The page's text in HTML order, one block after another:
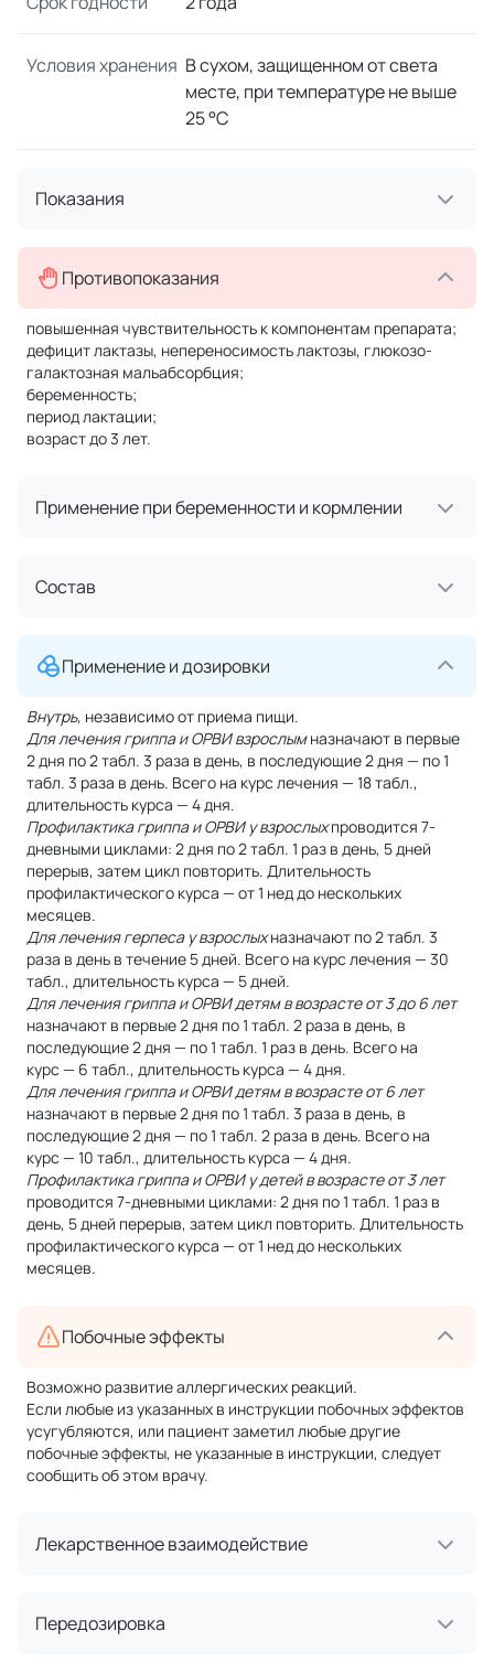
Условия хранения В сухом, защищенном от света
месте, при температуре не выше
25 °C
Показания
Противопоказания
повышенная чувствительность к компонентам препарата;
дефицит лактазы, непереносимость лактозы, глюкозо-
галактозная мальабсорбция;
беременность;
период лактации;
возраст до 3 лет.
Применение при беременности и кормлении
Состав
Применение и дозировки
Внутрь, независимо от приема пищи.
Для лечения гриппа и ОРВИ взрослымназначают в первые
2 дня по 2 табл. 3 раза в день, в последующие 2 дня — по 1
табл. 3 раза в день. Всего на курс лечения — 18 табл.,
длительность курса — 4 дня.
Профилактика гриппа и ОРВИ у взрослыхпроводится 7-
дневными циклами: 2 дня по 2 табл. 1 раз в день, 5 дней
перерыв, затем цикл повторить. Длительность
профилактического курса — от 1 нед до нескольких
месяцев.
Для лечения герпеса у взрослыхназначают по 2 табл. 3
раза в день в течение 5 дней. Всего на курс лечения — 30
табл., длительность курса — 5 дней.
Для лечения гриппа и ОРВИ детям в возрасте от 3 до 6 лет
назначают в первые 2 дня по 1 табл. 2 раза в день, в
последующие 2 дня — по 1 табл. 1 раз в день. Всего на
курс — 6 табл., длительность курса — 4 дня.
Для лечения гриппа и ОРВИ детям в возрасте от 6 лет
назначают в первые 2 дня по 1 табл. 3 раза в день, в
последующие 2 дня — по 1 табл. 2 раза в день. Всего на
курс — 10 табл., длительность курса — 4 дня.
Профилактика гриппа и ОРВИ у детей в возрасте от 3 лет
проводится 7-дневными циклами: 2 дня по 1 табл. 1 раз в
день, 5 дней перерыв, затем цикл повторить. Длительность
профилактического курса — от 1 нед до нескольких
месяцев.
Побочные эффекты
Возможно развитие аллергических реакций.
Если любые из указанных в инструкции побочных эффектов
усугубляются, или пациент заметил любые другие
побочные эффекты, не указанные в инструкции, следует
сообщить об этом врачу.
Лекарственное взаимодействие
Передозировка